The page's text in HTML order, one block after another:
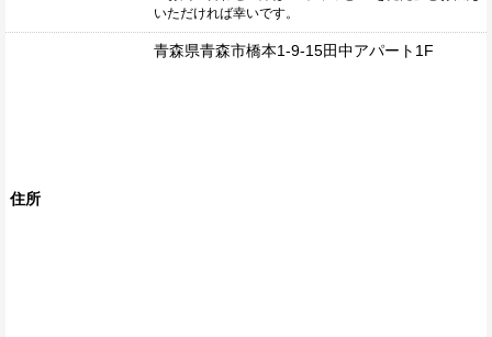
いただければ幸いです。
住所
青森県青森市橋本1-9-15田中アパート1F